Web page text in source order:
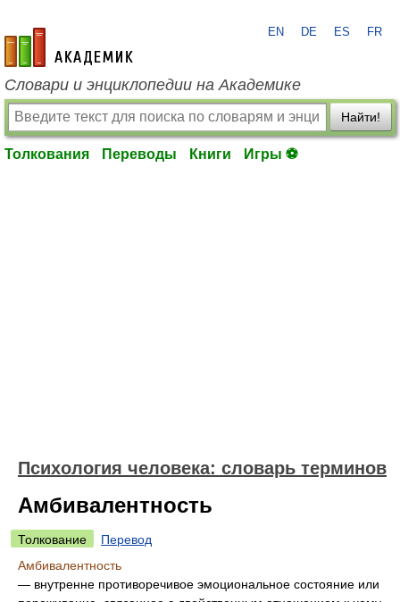
academic.ru
EN DE ES FR
Словари и энциклопедии на Академике
Найти!
Толкования Переводы Книги Игры ⚽
Психология человека: словарь терминов
Амбивалентность
Толкование
Перевод
Амбивалентность
— внутренне противоречивое эмоциональное состояние или